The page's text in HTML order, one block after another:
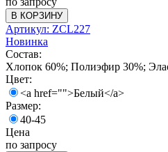
В КОРЗИНУ
Артикул: ZCL227
Новинка
Состав:
Хлопок 60%; Полиэфир 30%;
Цвет:
<a href="">Белый</a>
Размер:
40-45
Цена
по запросу